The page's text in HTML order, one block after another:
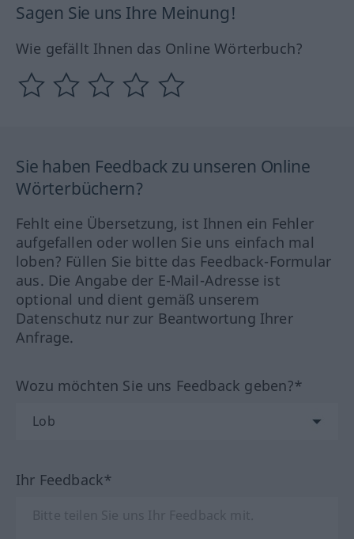
Sagen Sie uns Ihre Meinung!
Wie gefällt Ihnen das Online Wörterbuch?
Sie haben Feedback zu unseren Online
Wörterbüchern?
Fehlt eine Übersetzung, ist Ihnen ein Fehler
aufgefallen oder wollen Sie uns einfach mal
loben? Füllen Sie bitte das Feedback-Formular
aus. Die Angabe der E-Mail-Adresse ist
optional und dient gemäß unserem
Datenschutz nur zur Beantwortung Ihrer
Anfrage.
Wozu möchten Sie uns Feedback geben?*
Ihr Feedback*